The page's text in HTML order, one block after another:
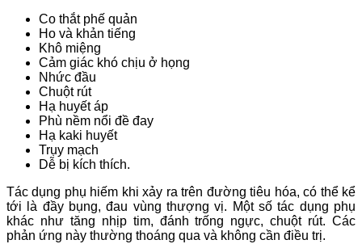
Co thắt phế quản
Ho và khản tiếng
Khô miệng
Cảm giác khó chịu ở họng
Nhức đầu
Chuột rút
Hạ huyết áp
Phù nềm nổi đề đay
Hạ kaki huyết
Trụy mạch
Dễ bị kích thích.
Tác dụng phụ hiếm khi xảy ra trên đường tiêu hóa, có thể kể
tới là đầy bụng, đau vùng thượng vị. Một số tác dụng phụ
khác như tăng nhịp tim, đánh trống ngực, chuột rút. Các
phản ứng này thường thoáng qua và không cần điều trị.